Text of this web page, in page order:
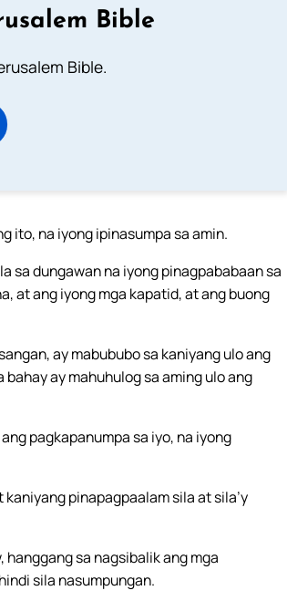
Bible
Bible.
ito, na iyong ipinasumpa sa amin.
sa dungawan na iyong pinagpababaan sa
at ang iyong mga kapatid, at ang buong
ay mabububo sa kaniyang ulo ang
ay mahuhulog sa aming ulo ang
pagkapanumpa sa iyo, na iyong
pinapagpaalam sila at sila’y
sa nagsibalik ang mga
sila nasumpungan.